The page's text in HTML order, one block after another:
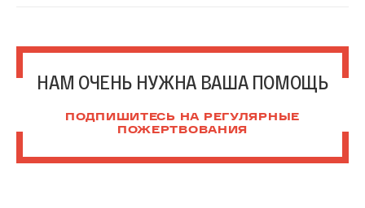
НАМ ОЧЕНЬ НУЖНА ВАША ПОМОЩЬ
ПОДПИШИТЕСЬ НА РЕГУЛЯРНЫЕ
ПОЖЕРТВОВАНИЯ